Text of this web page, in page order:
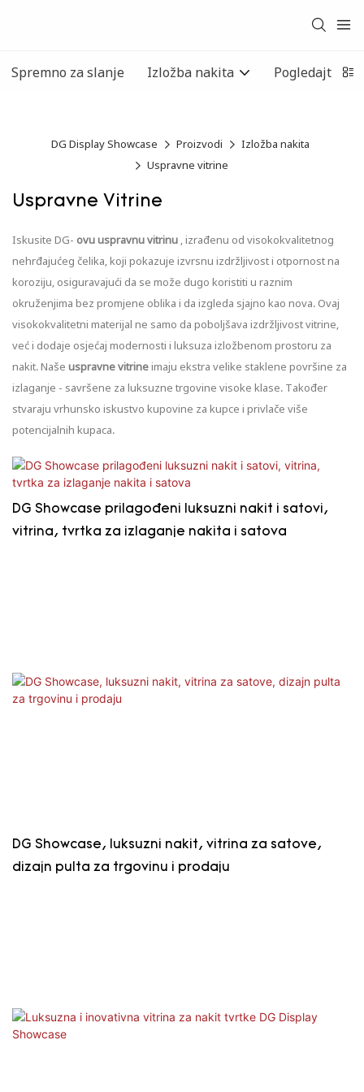
Spremno za slanje Izložba nakita Pogledajte
DG Display Showcase Proizvodi
Izložba nakita
Uspravne vitrine
Uspravne Vitrine
Iskusite DG- ovu uspravnu vitrinu , izrađenu od visokokvalitetnog
nehrđajućeg čelika, koji pokazuje izvrsnu izdržljivost i otpornost na
koroziju, osiguravajući da se može dugo koristiti u raznim
okruženjima bez promjene oblika i da izgleda sjajno kao nova. Ovaj
visokokvalitetni materijal ne samo da poboljšava izdržljivost vitrine,
već i dodaje osjećaj modernosti i luksuza izložbenom prostoru za
nakit. Naše uspravne vitrineimaju ekstra velike staklene površine za
izlaganje - savršene za luksuzne trgovine visoke klase. Također
stvaraju vrhunsko iskustvo kupovine za kupce i privlače više
potencijalnih kupaca.
DG Showcase prilagođeni luksuzni nakit i satovi,
vitrina, tvrtka za izlaganje nakita i satova
DG Showcase, luksuzni nakit, vitrina za satove,
dizajn pulta za trgovinu i prodaju